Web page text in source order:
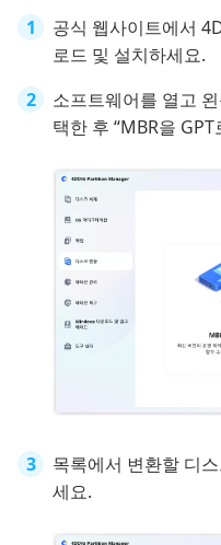
공식 웹사이트에서
로드 및 설치하세요.
소프트웨어를 열고
택한 후 “MBR을
목록에서 변환할 디
세요.